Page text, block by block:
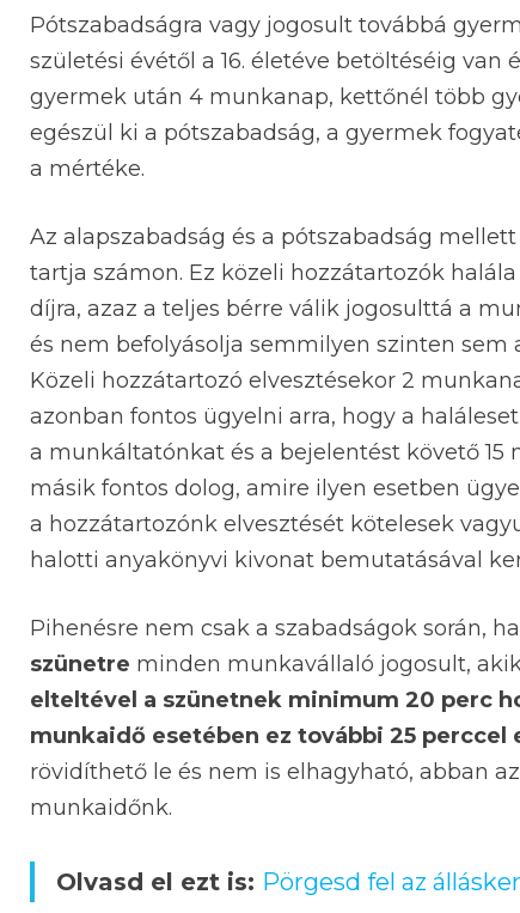
Pótszabadságra vagy jogosult továbbá
születési évétől a 16. életéve betöltéséig
gyermek után 4 munkanap, kettőnél több
egészül ki a pótszabadság, a gyermek
a mértéke.
Az alapszabadság és a pótszabadság
tartja számon. Ez közeli hozzátartozók
díjra, azaz a teljes bérre válik jogosulttá a
és nem befolyásolja semmilyen szinten sem
Közeli hozzátartozó elvesztésekor 2
azonban fontos ügyelni arra, hogy a
a munkáltatónkat és a bejelentést követő 15
másik fontos dolog, amire ilyen esetben
a hozzátartozónk elvesztését kötelesek
halotti anyakönyvi kivonat bemutatásával
Pihenésre nem csak a szabadságok során,
szünetre minden munkavállaló jogosult,
elteltével a szünetnek minimum 20 perc
munkaidő esetében ez további 25 perccel
rövidíthető le és nem is elhagyható, abban
munkaidőnk.
Olvasd el ezt is: Pörgesd fel az